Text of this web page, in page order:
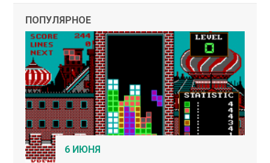
ПОПУЛЯРНОЕ
6 ИЮНЯ